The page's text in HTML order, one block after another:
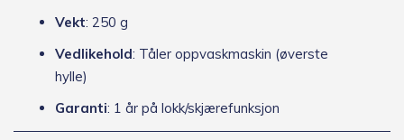
Vekt: 250 g
Vedlikehold: Tåler oppvaskmaskin (øverste
hylle)
Garanti: 1 år på lokk/skjærefunksjon